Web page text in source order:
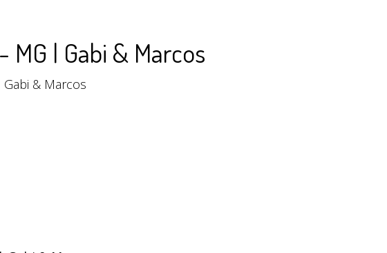
| Gabi & Marcos
& Marcos